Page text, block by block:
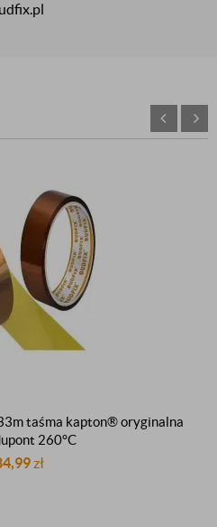
taśma kapton® oryginalna
260°C
zł